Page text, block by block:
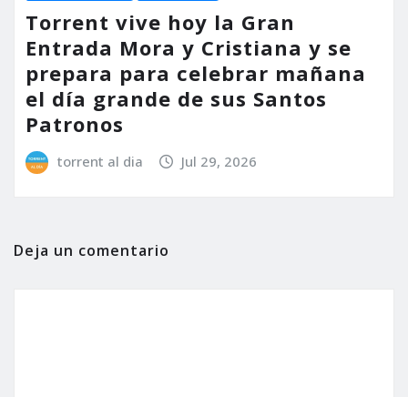
Torrent vive hoy la Gran
Entrada Mora y Cristiana y se
prepara para celebrar mañana
el día grande de sus Santos
Patronos
torrent al dia Jul 29, 2026
Deja un comentario